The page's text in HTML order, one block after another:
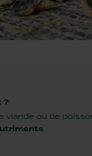
?
viande ou de
.